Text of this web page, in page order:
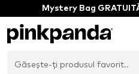
Mystery Bag